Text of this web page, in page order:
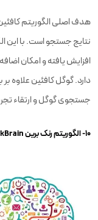
هدف اصلی الگوریتم
نتایج جستجو است. با این
افزایش یافته و امکان
دارد. گوگل کافئین علاوه
جستجوی گوگل و ارتقاء
۱۰- الگوریتم رنک برین RankBrain